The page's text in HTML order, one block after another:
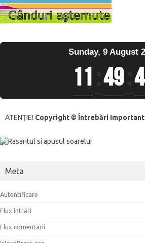
Sunday, 9 August
11 49
ATENŢIE! Copyright © Întrebări
Meta
Autentificare
Flux intrări
Flux comentarii